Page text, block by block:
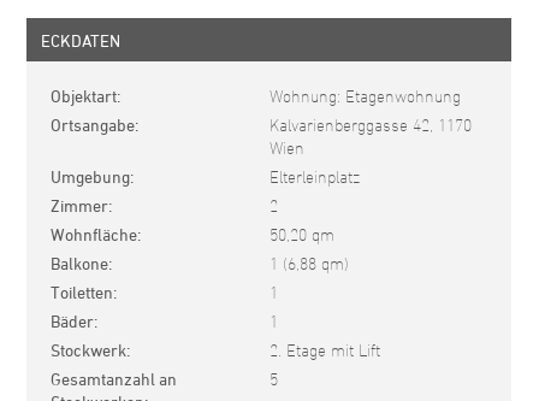
ECKDATEN
Objektart Wohnung: Etagenwohnung
Ortsangabe
Kalvarienberggasse 42, 1170
Wien
Umgebung Elterleinplatz
Zimmer 2
Wohnfläche 50,20 qm
Balkone 1 (6,88 qm)
Toiletten 1
Bäder 1
Stockwerk 2. Etage mit Lift
Gesamtanzahl an
5